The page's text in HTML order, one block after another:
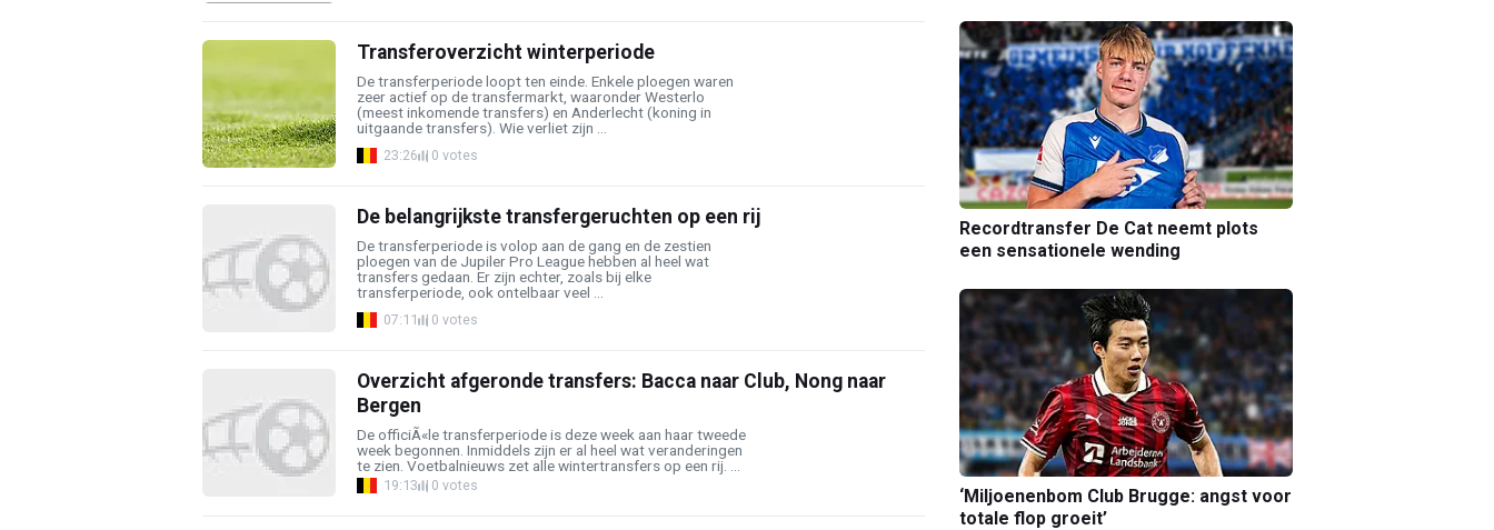
Transferoverzicht winterperiode
De transferperiode loopt ten einde. Enkele ploegen waren
zeer actief op de transfermarkt, waaronder Westerlo
(meest inkomende transfers) en Anderlecht (koning in
uitgaande transfers). Wie verliet zijn ...
23:26 0 votes
De belangrijkste transfergeruchten op een rij
De transferperiode is volop aan de gang en de zestien
ploegen van de Jupiler Pro League hebben al heel wat
transfers gedaan. Er zijn echter, zoals bij elke
transferperiode, ook ontelbaar veel ...
07:11 0 votes
Overzicht afgeronde transfers: Bacca naar Club, Nong naar
Bergen
De officiÃ«le transferperiode is deze week aan haar tweede
week begonnen. Inmiddels zijn er al heel wat veranderingen
te zien. Voetbalnieuws zet alle wintertransfers op een rij. ...
19:13 0 votes
Recordtransfer De Cat neemt plots
een sensationele wending
‘Miljoenenbom Club Brugge: angst voor
totale flop groeit’